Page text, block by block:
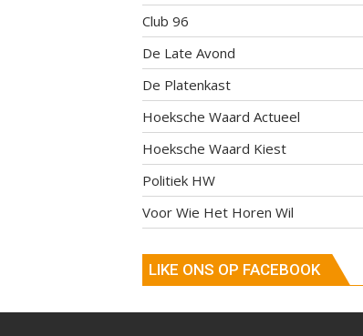
Club 96
De Late Avond
De Platenkast
Hoeksche Waard Actueel
Hoeksche Waard Kiest
Politiek HW
Voor Wie Het Horen Wil
LIKE ONS OP FACEBOOK